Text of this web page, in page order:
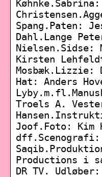
Spang.Paten:
Dahl.Lange
Nielsen.Sidse:
Kirsten
Mosbæk.Lizzie:
Hat: Anders
Troels A.
Joof.Foto: Kim
dff.Scenografi:
Productions i
DR TV.